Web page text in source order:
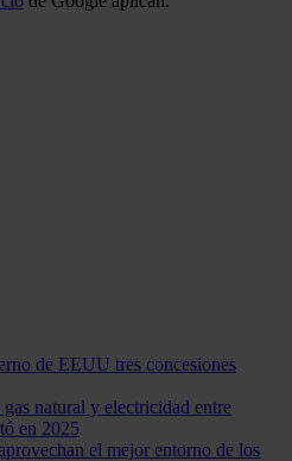
de EEUU tres concesiones
natural y electricidad entre
en 2025
el mejor entorno de los